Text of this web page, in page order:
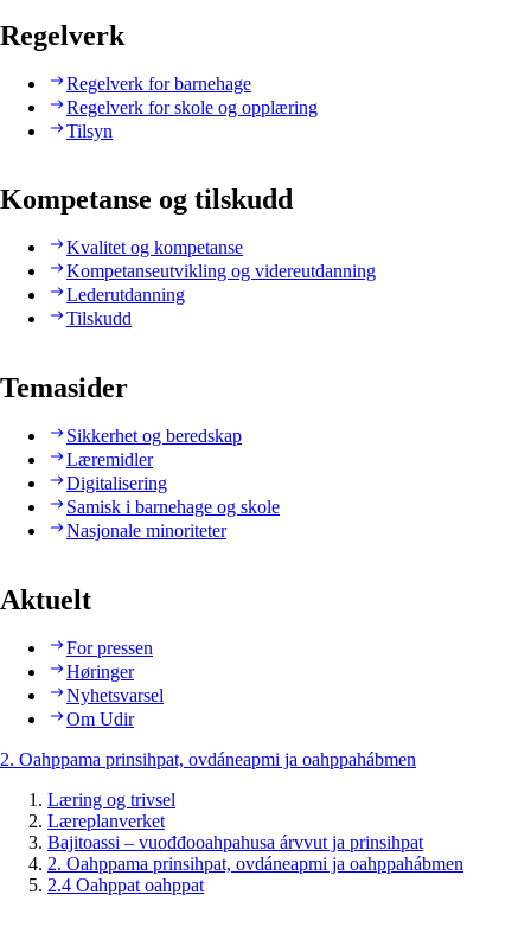
Regelverk
Regelverk for barnehage
Regelverk for skole og opplæring
Tilsyn
Kompetanse og tilskudd
Kvalitet og kompetanse
Kompetanseutvikling og videreutdanning
Lederutdanning
Tilskudd
Temasider
Sikkerhet og beredskap
Læremidler
Digitalisering
Samisk i barnehage og skole
Nasjonale minoriteter
Aktuelt
For pressen
Høringer
Nyhetsvarsel
Om Udir
2. Oahppama prinsihpat, ovdáneapmi ja oahppahábmen
Læring og trivsel
Læreplanverket
Bajitoassi – vuođđooahpahusa árvvut ja prinsihpat
2. Oahppama prinsihpat, ovdáneapmi ja oahppahábmen
2.4 Oahppat oahppat